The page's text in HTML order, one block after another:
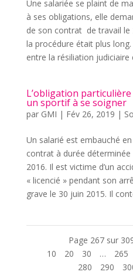
Une salariée se plaint de
à ses obligations, elle
de son contrat de travail le
la procédure était plus long.
entre la résiliation judiciaire
L’obligation
un sportif à se soigner
par GMI | Fév 26, 2019 |
Un salarié est embauché
contrat à durée
2016. Il est victime d’un
« licencié » pendant son
grave le 30 juin 2015. Il
Page 267 sur
10
20 30 … 265
280
290